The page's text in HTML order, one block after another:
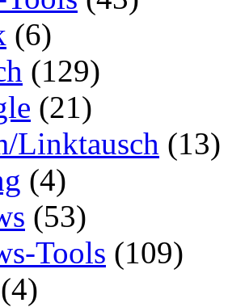
(6)
(129)
(21)
Linktausch (13)
(4)
(53)
Tools (109)
(4)